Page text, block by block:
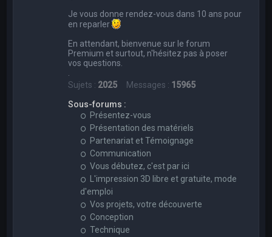
Je vous donne rendez-vous dans 10 ans pour
en reparler
En attendant, bienvenue sur le forum
Premium et surtout, n'hésitez pas à poser
vos questions.
Sujets : 2025 Messages : 15965
Sous-forums :
Présentez-vous
Présentation des matériels
Partenariat et Témoignage
Communication
Vous débutez, c'est par ici
L'impression 3D libre et gratuite, mode
d'emploi
Vos projets, votre découverte
Conception
Technique